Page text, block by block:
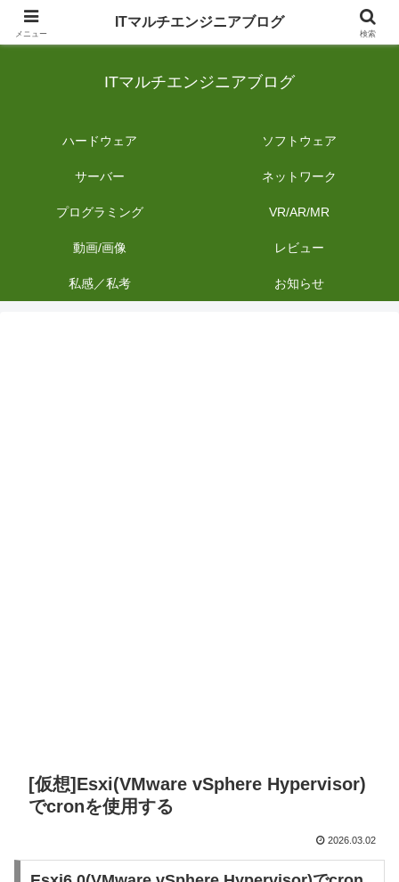
日常のIT業務を備忘録として発信。商品レビューやDIYの作業内容も投稿しま
ITマルチエンジニアブログ
ハードウェア ソフトウェア
サーバー ネットワーク
プログラミング VR/AR/MR
動画/画像 レビュー
私感／私考 お知らせ
[仮想]Esxi(VMware vSphere Hypervisor)
でcronを使用する
2026.03.02
メニュー
ITマルチエンジニアブログ
検索